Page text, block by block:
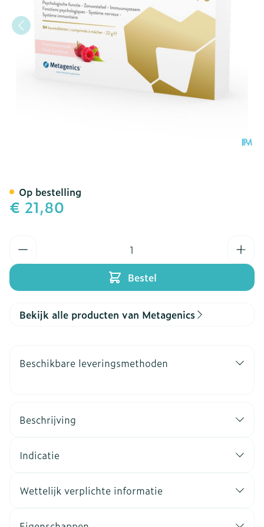
€ 21,80
Bestel
Op bestelling
Bekijk alle producten van Metagenics
Beschikbare leveringsmethoden
Beschrijving
Indicatie
Wettelijk verplichte informatie